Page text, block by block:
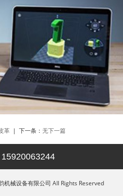
革| 下一条： 无下一篇
15920063244
械设备有限公司 All Rights Reserved